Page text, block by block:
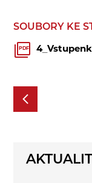
SOUBORY KE
PDF